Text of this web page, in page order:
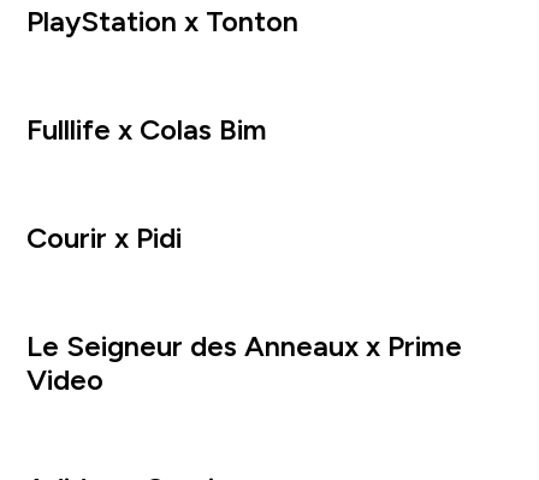
PlayStation x Tonton
Fulllife x Colas Bim
Courir x Pidi
Le Seigneur des Anneaux x Prime
Video